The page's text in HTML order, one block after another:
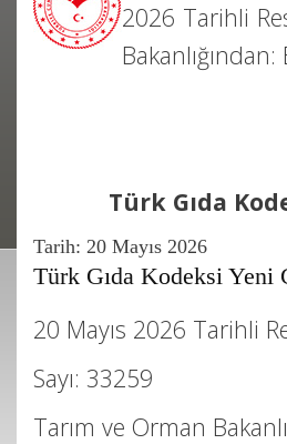
2026 Tarihli
Türk Gıda
Tarih: 20 Mayıs 2026
Türk Gıda Kodeksi Yeni
20 Mayıs 2026 Tarihli
Sayı: 33259
Tarım ve Orman